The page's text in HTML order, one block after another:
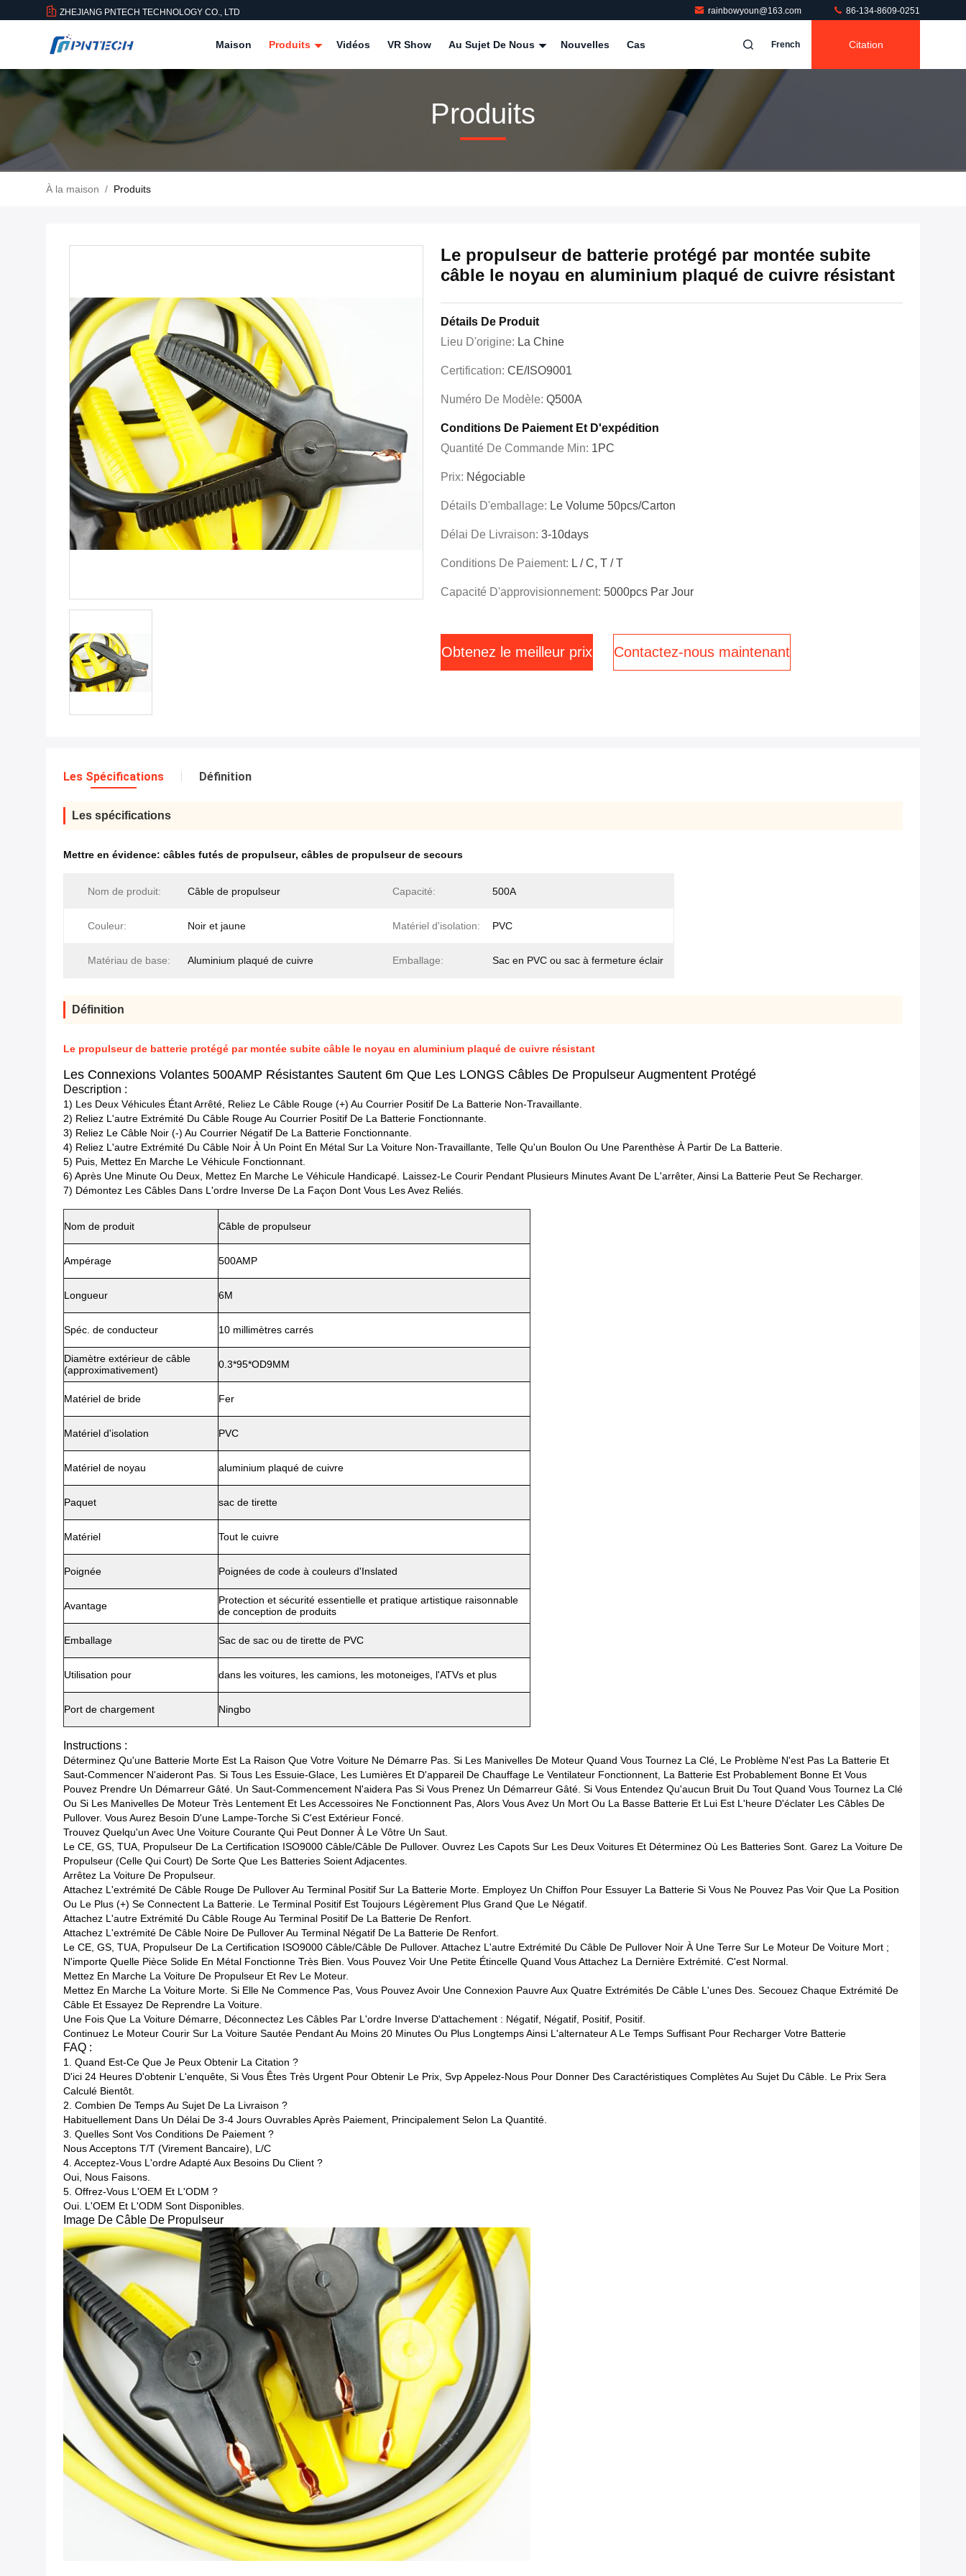
ZHEJIANG PNTECH TECHNOLOGY CO., LTD rainbowyoun@163.com 86-134-8609-0251
Maison Produits Vidéos VR Show Au Sujet De Nous Nouvelles Cas French Citation
Produits
À la maison / Produits
Le propulseur de batterie protégé par montée subite
câble le noyau en aluminium plaqué de cuivre résistant
Détails De Produit
Lieu D'origine: La Chine
Certification: CE/ISO9001
Numéro De Modèle: Q500A
Conditions De Paiement Et D'expédition
Quantité De Commande Min: 1PC
Prix: Négociable
Détails D'emballage: Le Volume 50pcs/carton
Délai De Livraison: 3-10days
Conditions De Paiement: L / C, T / T
Capacité D'approvisionnement: 5000pcs Par Jour
Obtenez le meilleur prix Contactez-nous maintenant
Les Spécifications Définition
Les spécifications
Mettre en évidence: câbles futés de propulseur, câbles de propulseur de secours
Nom de produit: Câble de propulseur Capacité: 500A
Couleur: Noir et jaune Matériel d'isolation: PVC
Matériau de base: Aluminium plaqué de cuivre Emballage: Sac en PVC ou sac à fermeture éclair
Définition
Le propulseur de batterie protégé par montée subite câble le noyau en aluminium plaqué de cuivre résistant
Les Connexions Volantes 500AMP Résistantes Sautent 6m Que Les LONGS Câbles De Propulseur Augmentent Protégé
Description :
1) Les Deux Véhicules Étant Arrêté, Reliez Le Câble Rouge (+) Au Courrier Positif De La Batterie Non-Travaillante.
2) Reliez L'autre Extrémité Du Câble Rouge Au Courrier Positif De La Batterie Fonctionnante.
3) Reliez Le Câble Noir (-) Au Courrier Négatif De La Batterie Fonctionnante.
4) Reliez L'autre Extrémité Du Câble Noir À Un Point En Métal Sur La Voiture Non-Travaillante, Telle Qu'un Boulon Ou Une Parenthèse À Partir De La Batterie.
5) Puis, Mettez En Marche Le Véhicule Fonctionnant.
6) Après Une Minute Ou Deux, Mettez En Marche Le Véhicule Handicapé. Laissez-Le Courir Pendant Plusieurs Minutes Avant De L'arrêter, Ainsi La Batterie Peut Se Recharger.
7) Démontez Les Câbles Dans L'ordre Inverse De La Façon Dont Vous Les Avez Reliés.
Nom de produit Câble de propulseur
Ampérage 500AMP
Longueur 6M
Spéc. de conducteur 10 millimètres carrés
Diamètre extérieur de câble
(approximativement)
0.3*95*OD9MM
Matériel de bride Fer
Matériel d'isolation PVC
Matériel de noyau aluminium plaqué de cuivre
Paquet sac de tirette
Matériel Tout le cuivre
Poignée Poignées de code à couleurs d'Inslated
Avantage
Protection et sécurité essentielle et pratique artistique raisonnable
de conception de produits
Emballage Sac de sac ou de tirette de PVC
Utilisation pour dans les voitures, les camions, les motoneiges, l'ATVs et plus
Port de chargement Ningbo
Instructions :
Déterminez Qu'une Batterie Morte Est La Raison Que Votre Voiture Ne Démarre Pas. Si Les Manivelles De Moteur Quand Vous Tournez La Clé, Le Problème N'est Pas La Batterie Et
Saut-Commencer N'aideront Pas. Si Tous Les Essuie-Glace, Les Lumières Et D'appareil De Chauffage Le Ventilateur Fonctionnent, La Batterie Est Probablement Bonne Et Vous
Pouvez Prendre Un Démarreur Gâté. Un Saut-Commencement N'aidera Pas Si Vous Prenez Un Démarreur Gâté. Si Vous Entendez Qu'aucun Bruit Du Tout Quand Vous Tournez La Clé
Ou Si Les Manivelles De Moteur Très Lentement Et Les Accessoires Ne Fonctionnent Pas, Alors Vous Avez Un Mort Ou La Basse Batterie Et Lui Est L'heure D'éclater Les Câbles De
Pullover. Vous Aurez Besoin D'une Lampe-Torche Si C'est Extérieur Foncé.
Trouvez Quelqu'un Avec Une Voiture Courante Qui Peut Donner À Le Vôtre Un Saut.
Le CE, GS, TUA, Propulseur De La Certification ISO9000 Câble/câble De Pullover. Ouvrez Les Capots Sur Les Deux Voitures Et Déterminez Où Les Batteries Sont. Garez La Voiture De
Propulseur (celle Qui Court) De Sorte Que Les Batteries Soient Adjacentes.
Arrêtez La Voiture De Propulseur.
Attachez L'extrémité De Câble Rouge De Pullover Au Terminal Positif Sur La Batterie Morte. Employez Un Chiffon Pour Essuyer La Batterie Si Vous Ne Pouvez Pas Voir Que La Position
Ou Le Plus (+) Se Connectent La Batterie. Le Terminal Positif Est Toujours Légèrement Plus Grand Que Le Négatif.
Attachez L'autre Extrémité Du Câble Rouge Au Terminal Positif De La Batterie De Renfort.
Attachez L'extrémité De Câble Noire De Pullover Au Terminal Négatif De La Batterie De Renfort.
Le CE, GS, TUA, Propulseur De La Certification ISO9000 Câble/câble De Pullover. Attachez L'autre Extrémité Du Câble De Pullover Noir À Une Terre Sur Le Moteur De Voiture Mort ;
N'importe Quelle Pièce Solide En Métal Fonctionne Très Bien. Vous Pouvez Voir Une Petite Étincelle Quand Vous Attachez La Dernière Extrémité. C'est Normal.
Mettez En Marche La Voiture De Propulseur Et Rev Le Moteur.
Mettez En Marche La Voiture Morte. Si Elle Ne Commence Pas, Vous Pouvez Avoir Une Connexion Pauvre Aux Quatre Extrémités De Câble L'unes Des. Secouez Chaque Extrémité De
Câble Et Essayez De Reprendre La Voiture.
Une Fois Que La Voiture Démarre, Déconnectez Les Câbles Par L'ordre Inverse D'attachement : Négatif, Négatif, Positif, Positif.
Continuez Le Moteur Courir Sur La Voiture Sautée Pendant Au Moins 20 Minutes Ou Plus Longtemps Ainsi L'alternateur A Le Temps Suffisant Pour Recharger Votre Batterie
FAQ :
1. Quand Est-Ce Que Je Peux Obtenir La Citation ?
D'ici 24 Heures D'obtenir L'enquête, Si Vous Êtes Très Urgent Pour Obtenir Le Prix, Svp Appelez-Nous Pour Donner Des Caractéristiques Complètes Au Sujet Du Câble. Le Prix Sera
Calculé Bientôt.
2. Combien De Temps Au Sujet De La Livraison ?
Habituellement Dans Un Délai De 3-4 Jours Ouvrables Après Paiement, Principalement Selon La Quantité.
3. Quelles Sont Vos Conditions De Paiement ?
Nous Acceptons T/T (virement Bancaire), L/C
4. Acceptez-Vous L'ordre Adapté Aux Besoins Du Client ?
Oui, Nous Faisons.
5. Offrez-Vous L'OEM Et L'ODM ?
Oui. L'OEM Et L'ODM Sont Disponibles.
Image De Câble De Propulseur